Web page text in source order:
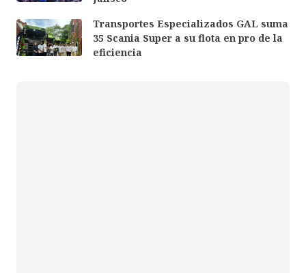
Transportes Especializados GAL suma
35 Scania Super a su flota en pro de la
eficiencia